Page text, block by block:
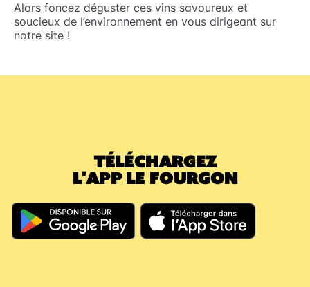
Alors foncez déguster ces vins savoureux et
soucieux de l’environnement en vous dirigeant sur
notre site !
TÉLÉCHARGEZ
L'APP LE FOURGON